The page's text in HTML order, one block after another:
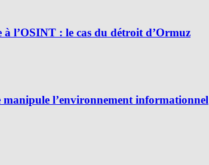
l’OSINT : le cas du détroit d’Ormuz
manipule l’environnement informationnel